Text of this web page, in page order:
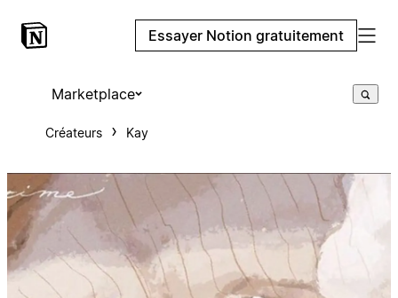
Essayer Notion gratuitement
Marketplace
Créateurs Kay